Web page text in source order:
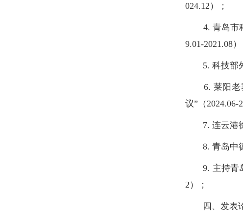
024.12）；
4. 青岛市科
9.01-2021.08）
5. 科技部外
6. 莱阳老寨
议”（2024.06-
7. 连云港徐
8. 青岛中德
9. 主持青岛
2）；
四、发表